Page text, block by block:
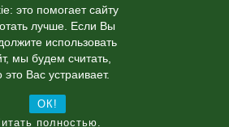
это помогает сайту
лучше. Если Вы
использовать
мы будем считать,
это Вас устраивает.
ОК!
полностью.
2025г. This site is protected by
Privacy Policyand
apply.